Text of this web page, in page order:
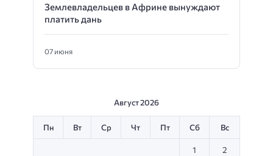
Землевладельцев в Африне вынуждают
платить дань
07 июня
Август 2026
Пн Вт Ср Чт Пт Сб Вс
1 2